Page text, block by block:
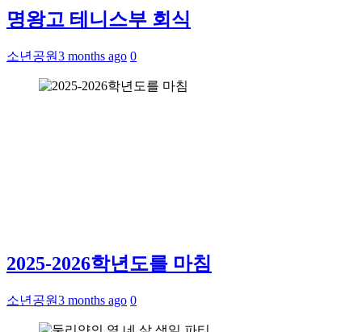
명왕고 테니스부 회식
소년공원3 months ago 0
2025-2026학년도를 마침
소년공원3 months ago 0